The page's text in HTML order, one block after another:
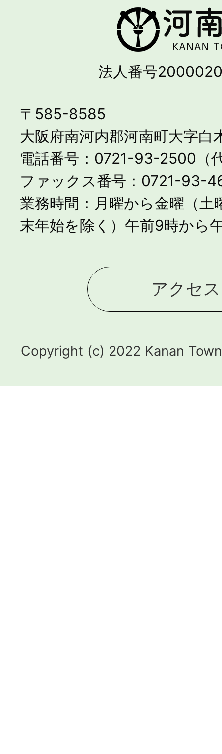
法人番号
〒585-8585
大阪府南河内郡河南町大字白
電話番号：0721-93-2500（
ファックス番号：0721-93-
業務時間：月曜から金曜（土
末年始を除く）午前9時から
アクセス
Copyright (c) 2022 Kanan